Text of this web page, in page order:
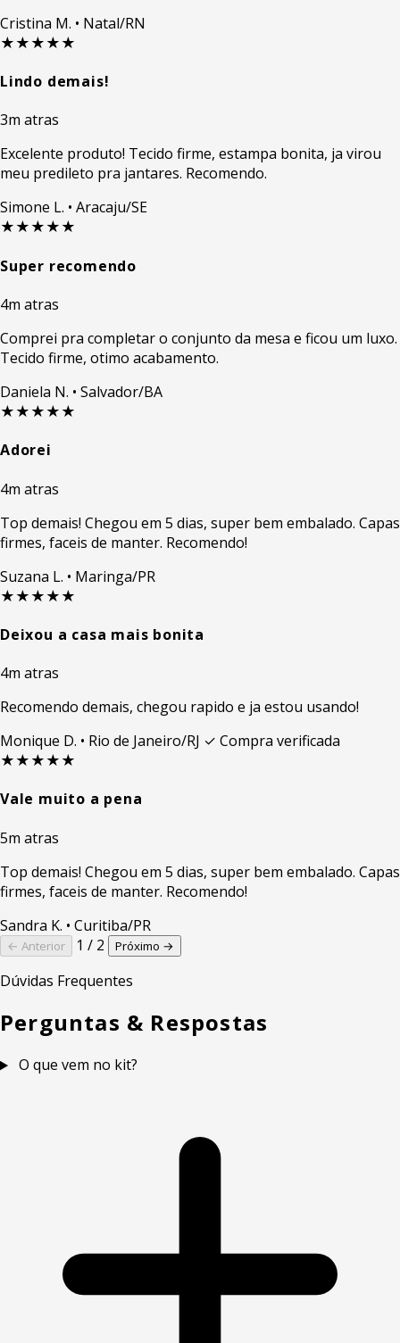
Cristina M. • Natal/RN
★★★★★
Lindo demais!
3m atras
Excelente produto! Tecido firme, estampa bonita, ja virou
meu predileto pra jantares. Recomendo.
Simone L. • Aracaju/SE
★★★★★
Super recomendo
4m atras
Comprei pra completar o conjunto da mesa e ficou um luxo.
Tecido firme, otimo acabamento.
Daniela N. • Salvador/BA
★★★★★
Adorei
4m atras
Top demais! Chegou em 5 dias, super bem embalado. Capas
firmes, faceis de manter. Recomendo!
Suzana L. • Maringa/PR
★★★★★
Deixou a casa mais bonita
4m atras
Recomendo demais, chegou rapido e ja estou usando!
Monique D. • Rio de Janeiro/RJ ✓ Compra verificada
★★★★★
Vale muito a pena
5m atras
Top demais! Chegou em 5 dias, super bem embalado. Capas
firmes, faceis de manter. Recomendo!
Sandra K. • Curitiba/PR
← Anterior 1 / 2 Próximo →
Dúvidas Frequentes
Perguntas & Respostas
O que vem no kit?